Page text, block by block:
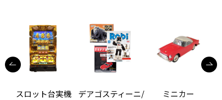
スロット台実機
デアゴスティーニ/
ミニカー